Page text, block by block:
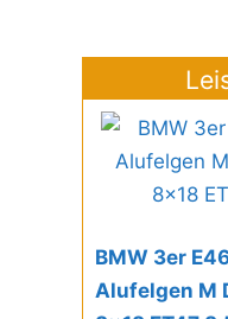
BMW 3er
Alufelgen M